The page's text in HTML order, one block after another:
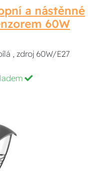
a nástěnné
60W
, zdroj 60W/E27